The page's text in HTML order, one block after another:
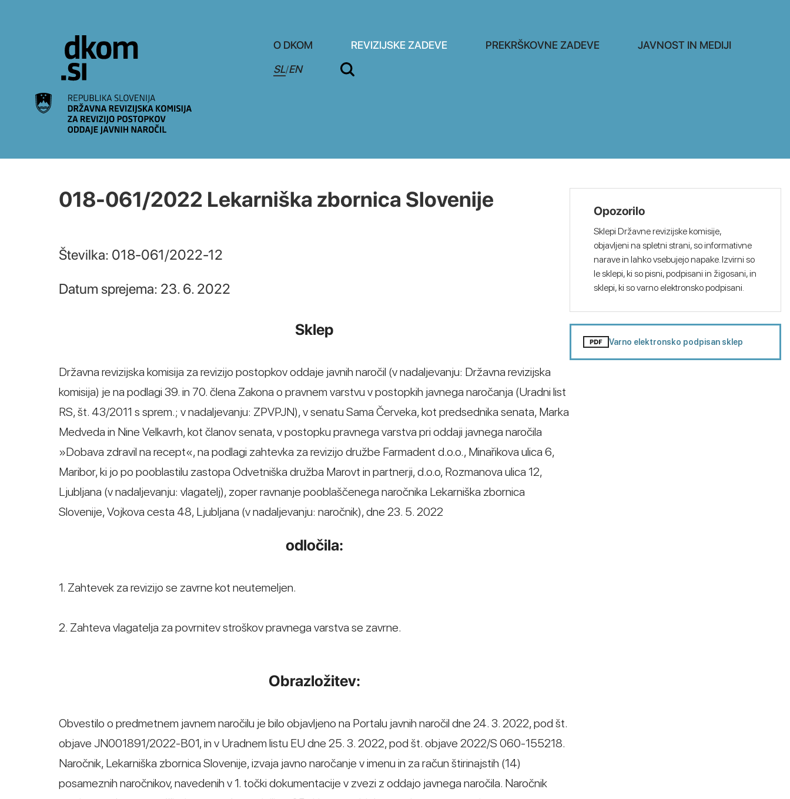
O DKOM REVIZIJSKE ZADEVE PREKRŠKOVNE ZADEVE
JAVNOST IN MEDIJI
SL/EN
018-061/2022 Lekarniška zbornica Slovenije
Številka: 018-061/2022-12
Datum sprejema: 23. 6. 2022
Sklep
Državna revizijska komisija za revizijo postopkov oddaje javnih naročil (v nadaljevanju: Državna revizijska
komisija) je na podlagi 39. in 70. člena Zakona o pravnem varstvu v postopkih javnega naročanja (Uradni list
RS, št. 43/2011 s sprem.; v nadaljevanju: ZPVPJN), v senatu Sama Červeka, kot predsednika senata, Marka
Medveda in Nine Velkavrh, kot članov senata, v postopku pravnega varstva pri oddaji javnega naročila
»Dobava zdravil na recept«, na podlagi zahtevka za revizijo družbe Farmadent d.o.o., Minařikova ulica 6,
Maribor, ki jo po pooblastilu zastopa Odvetniška družba Marovt in partnerji, d.o.o, Rozmanova ulica 12,
Ljubljana (v nadaljevanju: vlagatelj), zoper ravnanje pooblaščenega naročnika Lekarniška zbornica
Slovenije, Vojkova cesta 48, Ljubljana (v nadaljevanju: naročnik), dne 23. 5. 2022
odločila:
1. Zahtevek za revizijo se zavrne kot neutemeljen.
2. Zahteva vlagatelja za povrnitev stroškov pravnega varstva se zavrne.
Obrazložitev:
Obvestilo o predmetnem javnem naročilu je bilo objavljeno na Portalu javnih naročil dne 24. 3. 2022, pod št.
objave JN001891/2022-B01, in v Uradnem listu EU dne 25. 3. 2022, pod št. objave 2022/S 060-155218.
Naročnik, Lekarniška zbornica Slovenije, izvaja javno naročanje v imenu in za račun štirinajstih (14)
posameznih naročnikov, navedenih v 1. točki dokumentacije v zvezi z oddajo javnega naročila. Naročnik
Opozorilo
Sklepi Državne revizijske komisije,
objavljeni na spletni strani, so informativne
narave in lahko vsebujejo napake. Izvirni so
le sklepi, ki so pisni, podpisani in žigosani, in
sklepi, ki so varno elektronsko podpisani.
Varno elektronsko podpisan sklep